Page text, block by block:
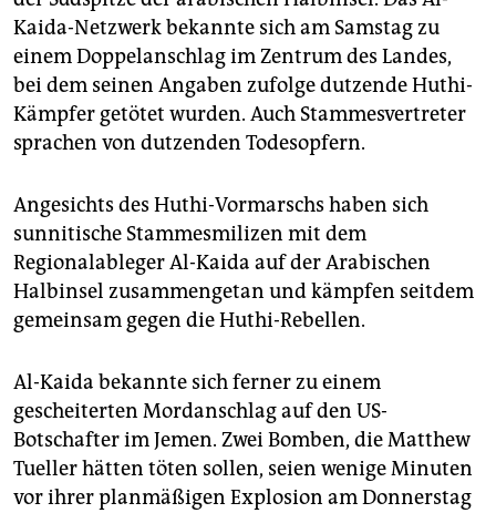
Kaida-Netzwerk bekannte sich am Samstag zu
einem Doppelanschlag im Zentrum des Landes,
bei dem seinen Angaben zufolge dutzende Huthi-
Kämpfer getötet wurden. Auch Stammesvertreter
sprachen von dutzenden Todesopfern.
Angesichts des Huthi-Vormarschs haben sich
sunnitische Stammesmilizen mit dem
Regionalableger Al-Kaida auf der Arabischen
Halbinsel zusammengetan und kämpfen seitdem
gemeinsam gegen die Huthi-Rebellen.
Al-Kaida bekannte sich ferner zu einem
gescheiterten Mordanschlag auf den US-
Botschafter im Jemen. Zwei Bomben, die Matthew
Tueller hätten töten sollen, seien wenige Minuten
vor ihrer planmäßigen Explosion am Donnerstag